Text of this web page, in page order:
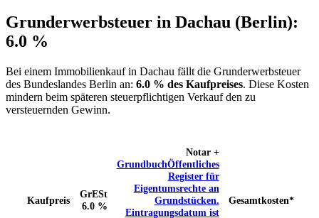
Grunderwerbsteuer in Dachau (Berlin):
6.0 %
Bei einem Immobilienkauf in Dachau fällt die Grunderwerbsteuer
des Bundeslandes Berlin an: 6.0 % des Kaufpreises. Diese Kosten
mindern beim späteren steuerpflichtigen Verkauf den zu
versteuernden Gewinn.
Kaufpreis
GrESt
6.0 %
Notar +
GrundbuchÖffentliches
Register für
Eigentumsrechte an
Grundstücken.
Eintragungsdatum ist
Gesamtkosten*